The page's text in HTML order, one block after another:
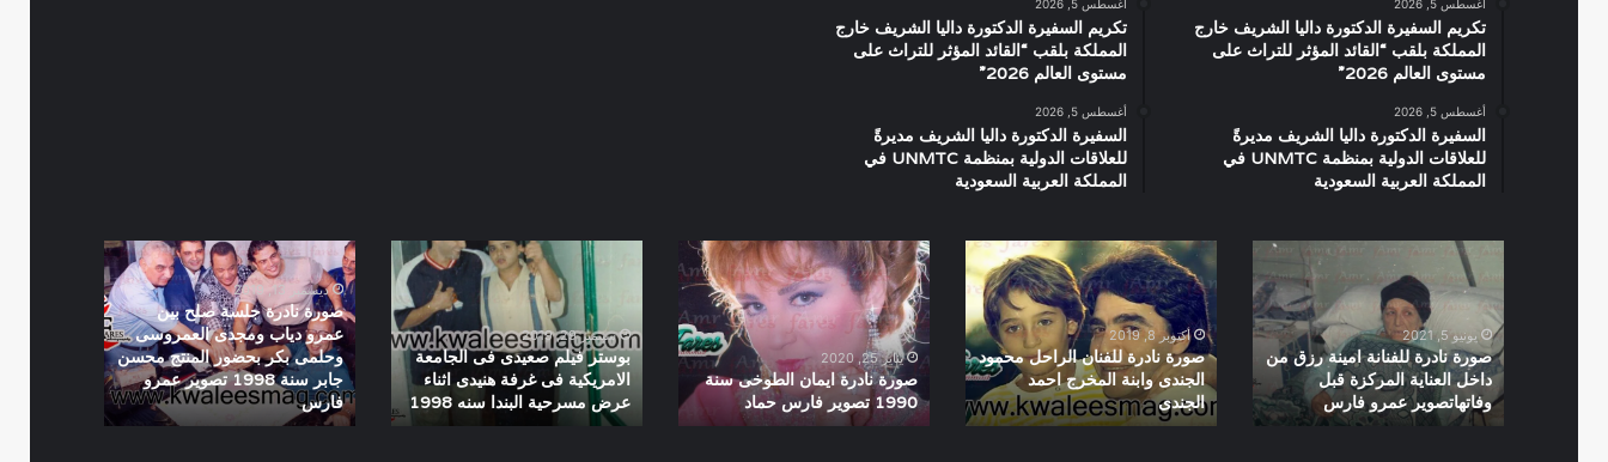
أغسطس 5, 2026
تكريم السفيرة الدكتورة داليا الشريف خارج
المملكة بلقب “القائد المؤثر للتراث على
مستوى العالم 2026”
أغسطس 5, 2026
السفيرة الدكتورة داليا الشريف مديرةً
للعلاقات الدولية بمنظمة UNMTC في
المملكة العربية السعودية
أغسطس 5, 2026
تكريم السفيرة الدكتورة داليا الشريف خارج
المملكة بلقب “القائد المؤثر للتراث على
مستوى العالم 2026”
أغسطس 5, 2026
السفيرة الدكتورة داليا الشريف مديرةً
للعلاقات الدولية بمنظمة UNMTC في
المملكة العربية السعودية
نادرة
للفنانة
امينة
رزق
من
داخل
العناية
يونيو 5, 2021
صورة نادرة للفنانة امينة رزق من
داخل العناية المركزة قبل
وفاتهاتصوير عمرو فارس
صورة
نادرة
للفنان
الراحل
محمود
الجندى
وابنة
المخرج
أكتوبر 8, 2019
صورة نادرة للفنان الراحل محمود
الجندى وابنة المخرج احمد
الجندى
صورة
نادرة
ايمان
الطوخى
سنة
1990
تصوير
فارس
يناير 25, 2020
صورة نادرة ايمان الطوخى سنة
1990 تصوير فارس حماد
فى
الجامعة
الامريكية
فى غرفة
هنيدى
سبتمبر 29, 2019
بوستر فيلم صعيدى فى الجامعة
الامريكية فى غرفة هنيدى اثناء
عرض مسرحية البندا سنه 1998
صورة
نادرة
جلسة
صلح
بين
عمرو
دياب
ومجدى
ديسمبر 13, 2019
صورة نادرة جلسة صلح بين
عمرو دياب ومجدى العمروسى
وحلمى بكر بحضور المنتج محسن
جابر سنة 1998 تصوير عمرو
فارس